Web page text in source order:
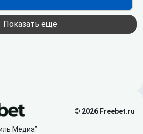
Показать ещё
© 2026 Freebet.ru
Медиа”